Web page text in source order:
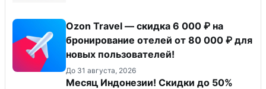
Ozon Travel — скидка 6 000 ₽ на
бронирование отелей от 80 000 ₽ для
новых пользователей!
До 31 августа, 2026
Месяц Индонезии! Скидки до 50%